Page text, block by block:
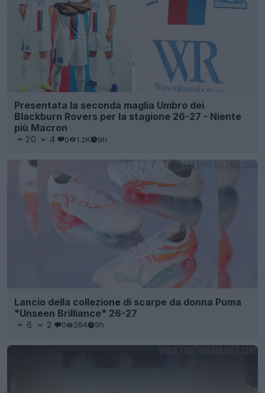
Presentata la seconda maglia Umbro dei
Blackburn Rovers per la stagione 26-27 - Niente
più Macron
20 4 0 1.2K 9h
Lancio della collezione di scarpe da donna Puma
"Unseen Brilliance" 26-27
6 2 0 264 9h